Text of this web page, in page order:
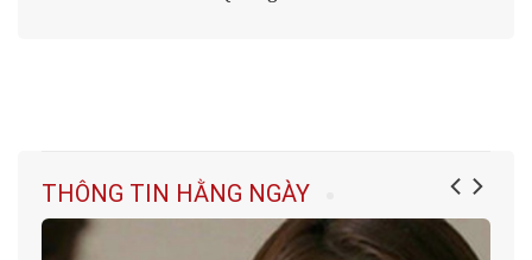
THÔNG TIN HẰNG NGÀY